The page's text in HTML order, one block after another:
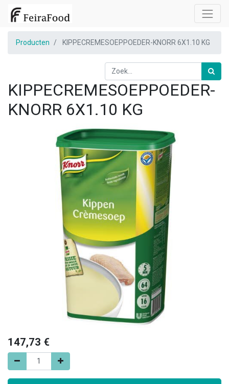
Producten KIPPECREMESOEPPOEDER-KNORR 6X1.10 KG
KIPPECREMESOEPPOEDER-
KNORR 6X1.10 KG
147,73 €